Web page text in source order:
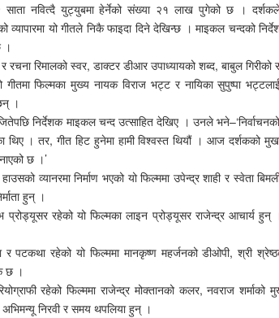
साता नवित्दै युट्युबमा हेर्नेको संख्या २१ लाख पुगेको छ ।
यो गीतले निकै फाइदा दिने देखिन्छ । माइकल चन्दको
।
र रचना रिमालको स्वर, डाक्टर डीआर उपाध्यायको शब्द, बाबुल
गीतमा फिल्मका मुख्य नायक विराज भट्ट र नायिका सुपुष्पा
।
निर्देशक माइकल चन्द उत्साहित देखिए । उनले
थिए । तर, गीत हिट हुनेमा हामी विश्वस्त थियौं । आज
छ ।’
व्यानरमा निर्माण भएको यो फिल्ममा उपेन्द्र शाही र स्वेता
हुन् ।
प्रोड्यूसर रहेको यो फिल्मका लाइन प्रोड्यूसर राजेन्द्र आचार्य
पटकथा रहेको यो फिल्ममा मानकृष्ण महर्जनको डीओपी, श्री
छ ।
रहेको फिल्ममा राजेन्द्र मोक्तानको कलर, नवराज
अभिमन्यू निरवी र समय थपलिया हुन् ।